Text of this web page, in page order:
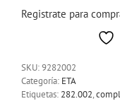
Registrate para
SKU:9282002
Categoría: ETA
Etiquetas: 282.002,